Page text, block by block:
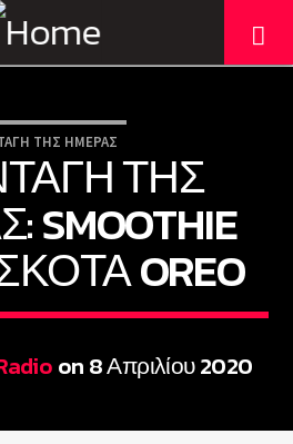
ΤΗΣ ΗΜΈΡΑΣ
ΤΗΣ
SMOOTHIE
OREO
on 8 Απριλίου 2020